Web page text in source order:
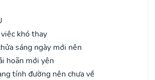
khó thay
sáng ngày mới nên
hoãn mới yên
tính đường nên chưa về